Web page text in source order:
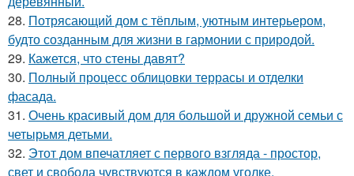
28. Потрясающий дом с тёплым, уютным интерьером,
будто созданным для жизни в гармонии с природой.
29. Кажется, что стены давят?
30. Полный процесс облицовки террасы и отделки
фасада.
31. Очень красивый дом для большой и дружной семьи с
четырьмя детьми.
32. Этот дом впечатляет с первого взгляда - простор,
свет и свобода чувствуются в каждом уголке.